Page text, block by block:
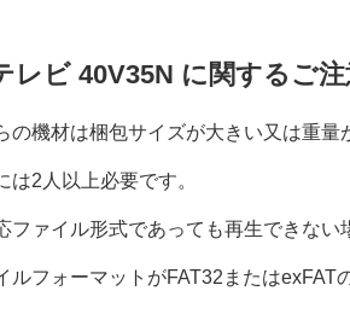
レビ 40V35N に関するご
の機材は梱包サイズが大きい又は重
は2人以上必要です。
ファイル形式であっても再生できない
ルフォーマットがFAT32またはexFAT